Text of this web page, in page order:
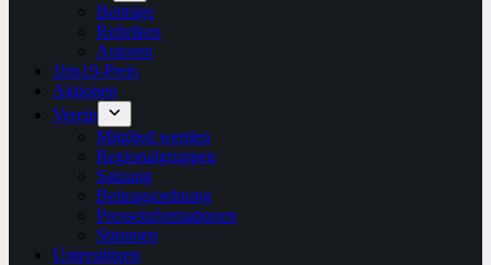
Beiträge
Rubriken
Autoren
1bis19-Preis
Aktionen
Verein
Mitglied werden
Regionalgruppen
Satzung
Beitragsordnung
Presseinformationen
Stimmen
Unterstützen